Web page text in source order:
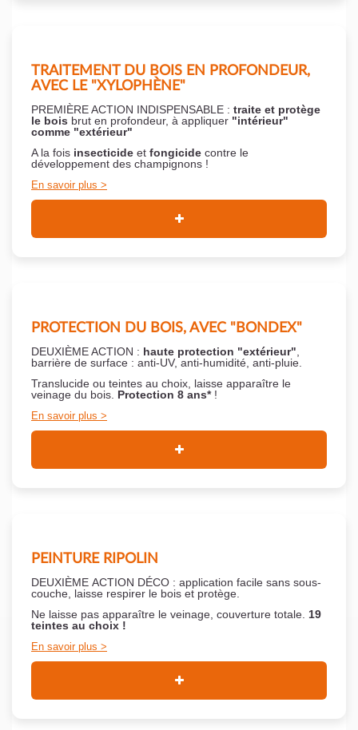
TRAITEMENT DU BOIS EN PROFONDEUR,
AVEC LE "XYLOPHÈNE"
PREMIÈRE ACTION INDISPENSABLE : traite et protège
le bois brut en profondeur, à appliquer "intérieur"
comme "extérieur"
A la fois insecticide et fongicide contre le
développement des champignons !
En savoir plus
PROTECTION DU BOIS, AVEC "BONDEX"
DEUXIÈME ACTION : haute protection "extérieur"
barrière de surface : anti-UV, anti-humidité, anti-pluie.
Translucide ou teintes au choix, laisse apparaître le
veinage du bois. Protection 8 ans*!
En savoir plus
PEINTURE RIPOLIN
DEUXIÈME ACTION DÉCO : application facile sans sous-
couche, laisse respirer le bois et protège.
Ne laisse pas apparaître le veinage, couverture totale. 19
teintes au choix !
En savoir plus